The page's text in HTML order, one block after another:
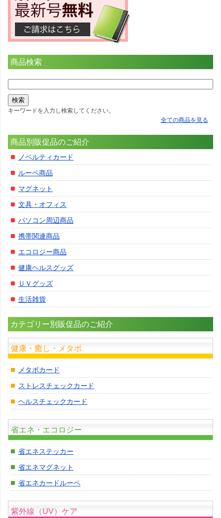
商品検索
キーワードを入力し検索してください。
全ての商品を見る
商品別販促品のご紹介
ノベルティカード
ルーペ商品
マグネット
文具・オフィス
パソコン周辺商品
携帯関連商品
エコロジー商品
健康ヘルスグッズ
ＵＶグッズ
生活雑貨
カテゴリー別販促品のご紹介
健康・癒し・メタボ
メタボカード
ストレスチェックカード
ヘルスチェックカード
省エネ・エコロジー
省エネステッカー
省エネマグネット
省エネカードルーペ
紫外線（UV）ケア